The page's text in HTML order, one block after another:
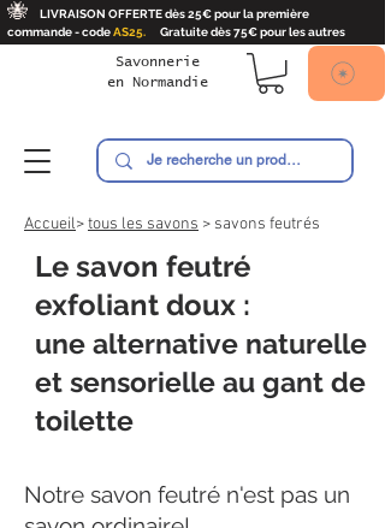
🐝
LIVRAISON OFFERTE dès 25€ pour la première
commande - codeAS25. Gratuite dès 75€ pour les autres
Savonnerie
en Normandie
Accueil>tous les savons > savons feutrés
Le savon feutré
exfoliant doux :
une alternative naturelle
et sensorielle au gant de
toilette
Notre savon feutré n'est pas un